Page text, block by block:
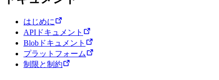
はじめに
APIドキュメント
Blobドキュメント
プラットフォーム
制限と制約